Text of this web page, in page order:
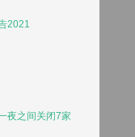
2021
夜之间关闭7家